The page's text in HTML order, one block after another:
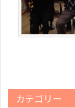
カテゴリー